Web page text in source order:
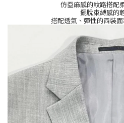
仿亞麻感的紋路搭配
擺脫束縛感的
搭配透氣、彈性的西裝面